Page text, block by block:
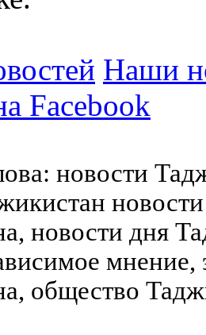
Наши
Facebook
новости
новости дня
общество